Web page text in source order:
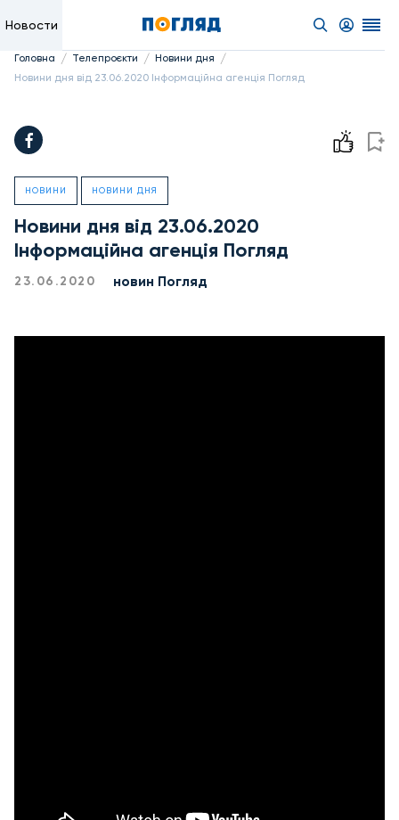
Новости
Головна / Телепроєкти / Новини дня /
Новини дня від 23.06.2020 Інформаційна агенція Погляд
НОВИНИ НОВИНИ ДНЯ
Новини дня від 23.06.2020
Інформаційна агенція Погляд
23.06.2020 новин Погляд